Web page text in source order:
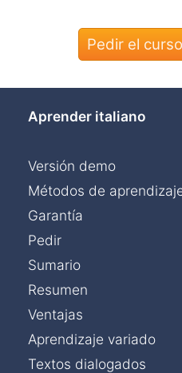
Pedir el
Aprender italiano
Versión demo
Métodos de
Garantía
Pedir
Sumario
Resumen
Ventajas
Aprendizaje variado
Textos dialogados